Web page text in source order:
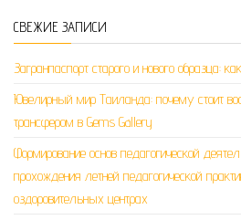
СВЕЖИЕ ЗАПИСИ
Загранпаспорт старого и нового образца:
Ювелирный мир Таиланда: почему стоит
трансфером в Gems Gallery
Формирование основ педагогической
прохождения летней педагогической
оздоровительных центрах